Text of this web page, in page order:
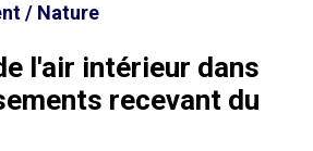
/ Nature
l'air intérieur dans
recevant du